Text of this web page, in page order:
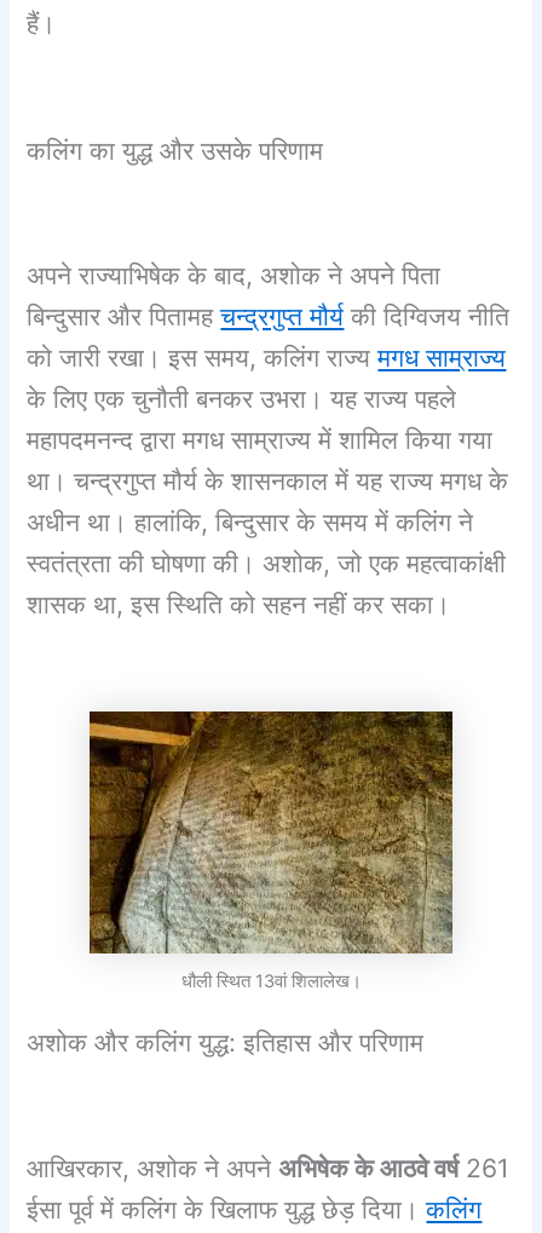
हैं।
कलिंग का युद्ध और उसके परिणाम
अपने राज्याभिषेक के बाद, अशोक ने अपने पिता
बिन्दुसार और पितामहचन्द्रगुप्त मौर्य की दिग्विजय नीति
को जारी रखा। इस समय, कलिंग राज्यमगध साम्राज्य
के लिए एक चुनौती बनकर उभरा। यह राज्य पहले
महापदमनन्द द्वारा मगध साम्राज्य में शामिल किया गया
था। चन्द्रगुप्त मौर्य के शासनकाल में यह राज्य मगध के
अधीन था। हालांकि, बिन्दुसार के समय में कलिंग ने
स्वतंत्रता की घोषणा की। अशोक, जो एक महत्वाकांक्षी
शासक था, इस स्थिति को सहन नहीं कर सका।
धौली स्थित 13वां शिलालेख।
अशोक और कलिंग युद्ध: इतिहास और परिणाम
आखिरकार, अशोक ने अपनेअभिषेक के आठवे वर्ष261
ईसा पूर्व में कलिंग के खिलाफ युद्ध छेड़ दिया।कलिंग